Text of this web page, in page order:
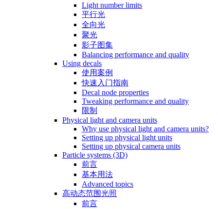
Light number limits
平行光
全向光
聚光
影子图集
Balancing performance and quality
Using decals
使用案例
快速入门指南
Decal node properties
Tweaking performance and quality
限制
Physical light and camera units
Why use physical light and camera units?
Setting up physical light units
Setting up physical camera units
Particle systems (3D)
前言
基本用法
Advanced topics
高动态范围光照
前言